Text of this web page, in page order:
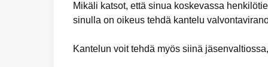
Mikäli katsot, että sinua koskevassa
sinulla on oikeus tehdä kantelu
Kantelun voit tehdä myös siinä